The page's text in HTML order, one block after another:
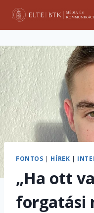
Skip
content
FONTOS | HÍREK |
„Ha ott
forgatási